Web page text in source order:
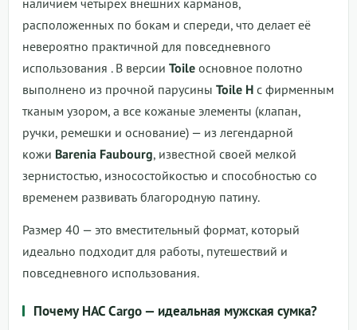
расположенных по бокам и спереди, что делает её
невероятно практичной для повседневного
использования . В версии Toile основное полотно
выполнено из прочной парусины Toile H с фирменным
тканым узором, а все кожаные элементы (клапан,
ручки, ремешки и основание) — из легендарной
кожи Barenia Faubourg, известной своей мелкой
зернистостью, износостойкостью и способностью со
временем развивать благородную патину.
Размер 40 — это вместительный формат, который
идеально подходит для работы, путешествий и
повседневного использования.
Почему HAC Cargo — идеальная мужская сумка?